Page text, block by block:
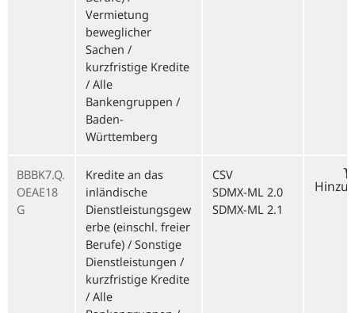
Vermietung
beweglicher
Sachen /
kurzfristige Kredite
/ Alle
Bankengruppen /
Baden-
Württemberg
BBBK7.Q.
OEAE18
G
Kredite an das
inländische
Dienstleistungsgew
erbe (einschl. freier
Berufe) / Sonstige
Dienstleistungen /
kurzfristige Kredite
/ Alle
CSV
SDMX-ML 2.0
SDMX-ML 2.1